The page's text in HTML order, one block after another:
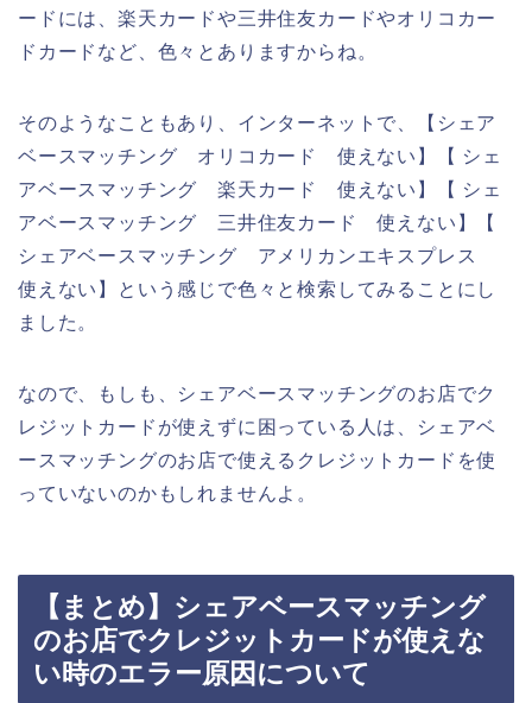
ードには、楽天カードや三井住友カードやオリコカー
ドカードなど、色々とありますからね。
そのようなこともあり、インターネットで、【シェア
ベースマッチング オリコカード 使えない】【 シェ
アベースマッチング 楽天カード 使えない】【 シェ
アベースマッチング 三井住友カード 使えない】【
シェアベースマッチング アメリカンエキスプレス
使えない】という感じで色々と検索してみることにし
ました。
なので、もしも、シェアベースマッチングのお店でク
レジットカードが使えずに困っている人は、シェアベ
ースマッチングのお店で使えるクレジットカードを使
っていないのかもしれませんよ。
【まとめ】シェアベースマッチング
のお店でクレジットカードが使えな
い時のエラー原因について